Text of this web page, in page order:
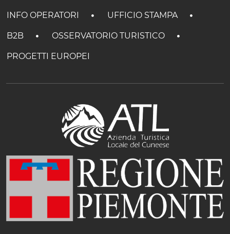
INFO OPERATORI UFFICIO STAMPA
B2B OSSERVATORIO TURISTICO
PROGETTI EUROPEI